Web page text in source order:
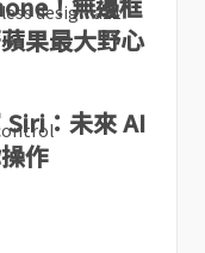
果最大野心
：未來 AI
作